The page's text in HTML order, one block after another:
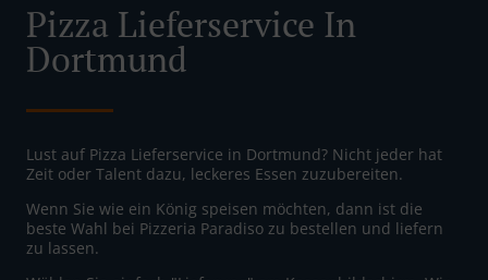
Pizza Lieferservice In
Dortmund
Lust auf Pizza Lieferservice in Dortmund? Nicht jeder hat
Zeit oder Talent dazu, leckeres Essen zuzubereiten.
Wenn Sie wie ein König speisen möchten, dann ist die
beste Wahl bei Pizzeria Paradiso zu bestellen und liefern
zu lassen.